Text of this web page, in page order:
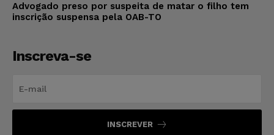
Advogado preso por suspeita de matar o filho tem
inscrição suspensa pela OAB-TO
Inscreva-se
INSCREVER